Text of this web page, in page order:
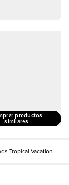
productos
similares
Tropical Vacation